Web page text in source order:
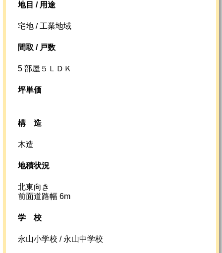
地目 / 用途
宅地 / 工業地域
間取 / 戸数
5 部屋５ＬＤＫ
坪単価
構造
木造
地積状況
北東向き
前面道路幅 6m
学校
永山小学校 / 永山中学校